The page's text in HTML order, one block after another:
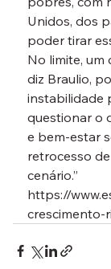
Unidos, dos
poder tirar
No limite, um
diz Braulio,
instabilidade
questionar o
e bem-estar
retrocesso
cenário.”
https://
crescimento-